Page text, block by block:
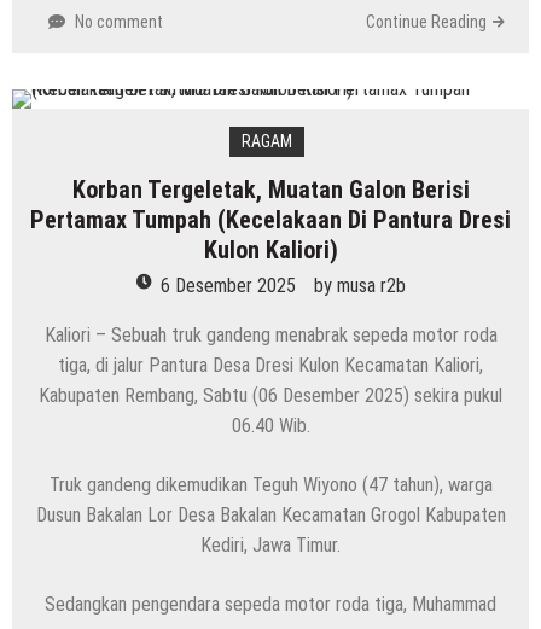
No comment Continue Reading
RAGAM
Korban Tergeletak, Muatan Galon Berisi
Pertamax Tumpah (Kecelakaan Di Pantura Dresi
Kulon Kaliori)
6 Desember 2025 by musa r2b
Kaliori – Sebuah truk gandeng menabrak sepeda motor roda
tiga, di jalur Pantura Desa Dresi Kulon Kecamatan Kaliori,
Kabupaten Rembang, Sabtu (06 Desember 2025) sekira pukul
06.40 Wib.
Truk gandeng dikemudikan Teguh Wiyono (47 tahun), warga
Dusun Bakalan Lor Desa Bakalan Kecamatan Grogol Kabupaten
Kediri, Jawa Timur.
Sedangkan pengendara sepeda motor roda tiga, Muhammad